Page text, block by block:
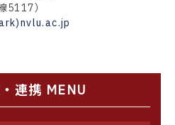
5117）
連携 MENU